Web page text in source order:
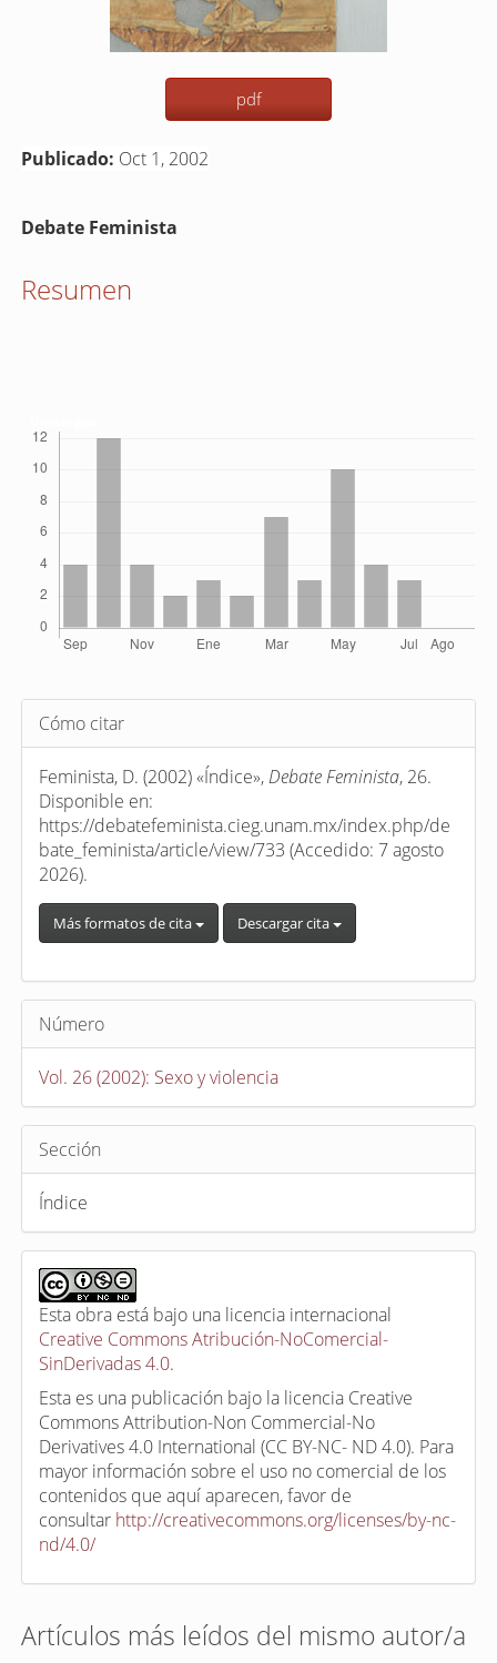
pdf
Publicado: Oct 1, 2002
Contenido
del
Debate Feminista
Resumen
Detalles
del
artículo
Cómo citar
Feminista, D. (2002) «Índice», Debate Feminista, 26.
Disponible en:
https://debatefeminista.cieg.unam.mx/index.php/de
bate_feminista/article/view/733 (Accedido: 7 agosto
2026).
Más formatos de cita Descargar cita
Número
Vol. 26 (2002): Sexo y violencia
Sección
Índice
Esta obra está bajo una licencia internacional
Creative Commons Atribución-NoComercial-
SinDerivadas 4.0.
Esta es una publicación bajo la licencia Creative
Commons Attribution-Non Commercial-No
Derivatives 4.0 International (CC BY-NC- ND 4.0). Para
mayor información sobre el uso no comercial de los
contenidos que aquí aparecen, favor de
consultar http://creativecommons.org/licenses/by-nc-
nd/4.0/
Artículos más leídos del mismo autor/a